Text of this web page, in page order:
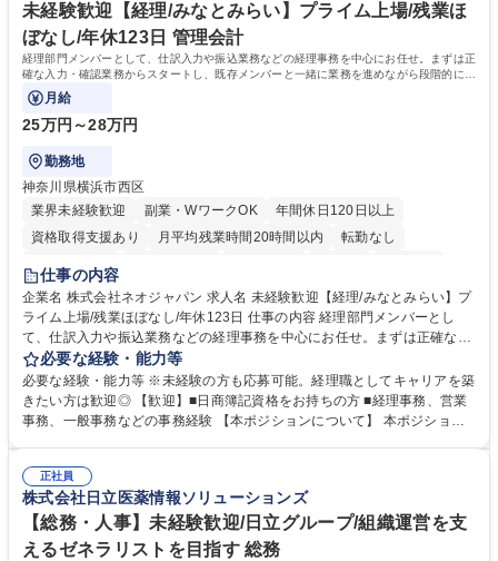
未経験歓迎【経理/みなとみらい】プライム上場/残業ほ
ぼなし/年休123日 管理会計
経理部門メンバーとして、仕訳入力や振込業務などの経理事務を中心にお任せ。まずは正
確な入力・確認業務からスタートし、既存メンバーと一緒に業務を進めながら段階的に経
理知識を身につけていただきます。
月給
25万円～28万円
勤務地
神奈川県横浜市西区
業界未経験歓迎
副業・WワークOK
年間休日120日以上
資格取得支援あり
月平均残業時間20時間以内
転勤なし
未経験者歓迎
完全週休2日制
交通費支給 駅近5分以内 土日祝休み
服装自由
寮・社宅あり
仕事の内容
企業名 株式会社ネオジャパン 求人名 未経験歓迎【経理/みなとみらい】プ
ライム上場/残業ほぼなし/年休123日 仕事の内容 経理部門メンバーとし
て、仕訳入力や振込業務などの経理事務を中心にお任せ。まずは正確な入
力・確認業務からスタートし、既存メンバーと一緒に業務を進めながら段
階的に経理知識を身につけていただきます。 【具体的には】 ■社内稟議に
基づく仕訳入力 ■月末の振込業務 ■明細作成 ■伝票処理、記帳業務 ■既存
メンバーの業務サポート 【将来的には】 ■月次決算補助 ■四半期・年次決
想定です。 募集職種 未経験歓迎【経理/みなとみらい】プライム上場/残業
ほぼなし/年休123日
必要な経験・能力等
必要な経験・能力等 ※未経験の方も応募可能。経理職としてキャリアを築
きたい方は歓迎◎ 【歓迎】■日商簿記資格をお持ちの方 ■経理事務、営業
事務、一般事務などの事務経験 【本ポジションについて】 本ポジション
当し、3～5年をかけて月次決算・四半期決算・開示資料作成補助などへス
テップアップできます。また、残業は通常月ほぼなく、決算月でも10時間
未満のため、無理なく経理として専門性を身につけられる環境です。 学
歴・資格 学歴：大学院 大学 高専 短大 専修学校 高校 語学力： 資格：日商
正社員
株式会社日立医薬情報ソリューションズ
【総務・人事】未経験歓迎/日立グループ/組織運営を支
えるゼネラリストを目指す 総務